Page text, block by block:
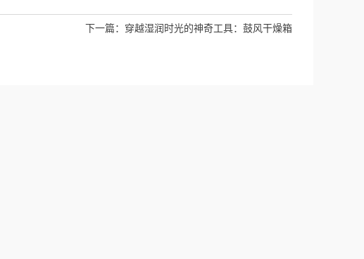
下一篇： 穿越湿润时光的神奇工具：鼓风干燥箱